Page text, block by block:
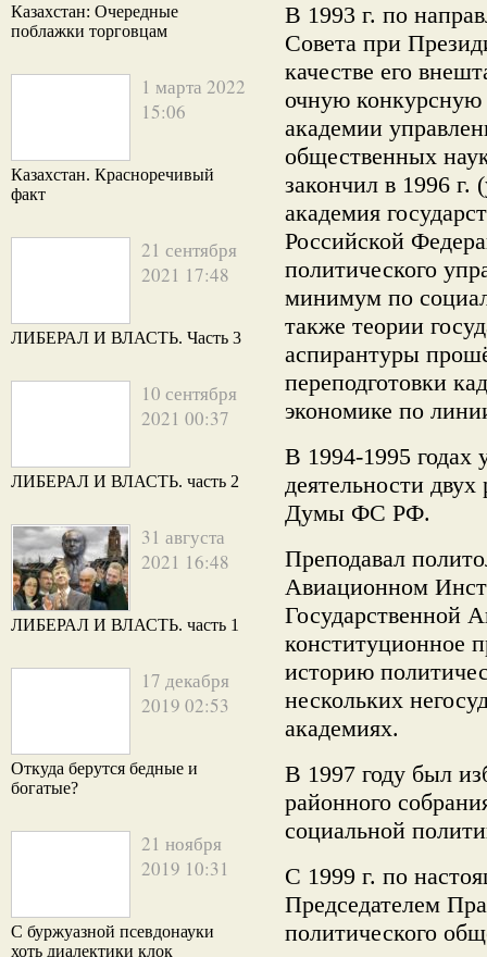
Казахстан: Очередные
поблажки торговцам
1 марта 2022
15:06
Казахстан. Красноречивый
факт
21 сентября
2021 17:48
ЛИБЕРАЛ И ВЛАСТЬ. Часть 3
10 сентября
2021 00:37
ЛИБЕРАЛ И ВЛАСТЬ. часть 2
31 августа
2021 16:48
ЛИБЕРАЛ И ВЛАСТЬ. часть 1
17 декабря
2019 02:53
Откуда берутся бедные и
богатые?
21 ноября
2019 10:31
С буржуазной псевдонауки
хоть диалектики клок
В 1993 г. по
Совета при
качестве его
очную конкурсную
академии
общественных
закончил в 1996 г.
академия
Российской
политического
минимум по
также теории
аспирантуры
переподготовки
экономике по
В 1994-1995 годах
деятельности
Думы ФС РФ.
Преподавал
Авиационном
Государственной
конституционное
историю
нескольких
академиях.
В 1997 году был
районного
социальной
С 1999 г. по
Председателем
политического